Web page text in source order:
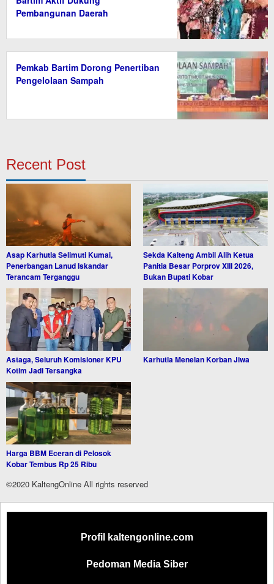
Pembangunan Daerah
Pemkab Bartim Dorong Penertiban
Pengelolaan Sampah
Recent Post
Asap Karhutla Selimuti Kumai,
Penerbangan Lanud Iskandar
Terancam Terganggu
Sekda Kalteng Ambil Alih Ketua
Panitia Besar Porprov XIII 2026,
Bukan Bupati Kobar
Astaga, Seluruh Komisioner KPU
Kotim Jadi Tersangka
Karhutla Menelan Korban Jiwa
Harga BBM Eceran di Pelosok
Kobar Tembus Rp 25 Ribu
©2020 KaltengOnline All rights reserved
Profil kaltengonline.com
Pedoman Media Siber